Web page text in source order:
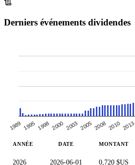
Derniers événements dividendes
1989 1995 1998 2000 2003 2005 2008 2010 2013
ANNÉE DATE MONTANT
2026 2026-06-01 0,720 $US